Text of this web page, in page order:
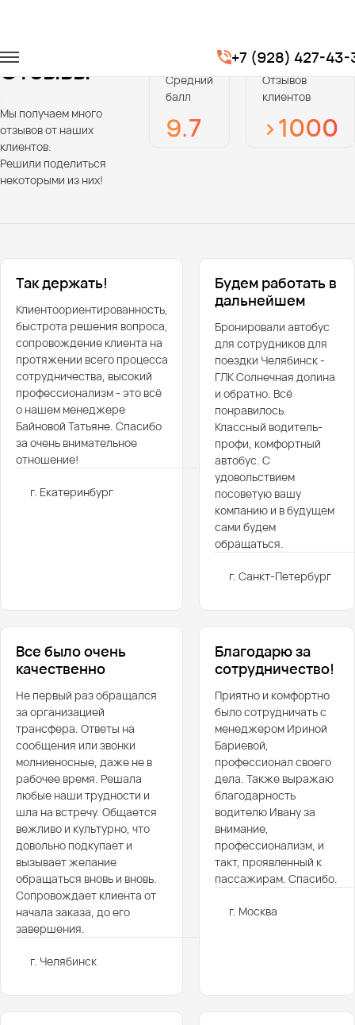
+7 (928) 427-43-
Отзывы
Мы получаем много
отзывов от наших
клиентов.
Решили поделиться
некоторыми из них!
Средний
балл
9.7
Отзывов
клиентов
>1000
Так держать!
Клиентоориентированность,
быстрота решения вопроса,
сопровождение клиента на
протяжении всего процесса
сотрудничества, высокий
профессионализм - это всё
о нашем менеджере
Байновой Татьяне. Спасибо
за очень внимательное
отношение!
г. Екатеринбург
Будем работать в
дальнейшем
Бронировали автобус
для сотрудников для
поездки Челябинск -
ГЛК Солнечная долина
и обратно. Всё
понравилось.
Классный водитель-
профи, комфортный
автобус. С
удовольствием
посоветую вашу
компанию и в будущем
сами будем
обращаться.
г. Санкт-Петербург
Все было очень
качественно
Не первый раз обращался
за организацией
трансфера. Ответы на
сообщения или звонки
молниеносные, даже не в
рабочее время. Решала
любые наши трудности и
шла на встречу. Общается
вежливо и культурно, что
довольно подкупает и
вызывает желание
обращаться вновь и вновь.
Сопровождает клиента от
начала заказа, до его
завершения.
г. Челябинск
Благодарю за
сотрудничество!
Приятно и комфортно
было сотрудничать с
менеджером Ириной
Бариевой,
профессионал своего
дела. Также выражаю
благодарность
водителю Ивану за
внимание,
профессионализм, и
такт, проявленный к
пассажирам. Спасибо.
г. Москва